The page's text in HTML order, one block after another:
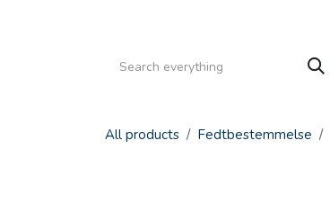
All products Fedtbestemmelse